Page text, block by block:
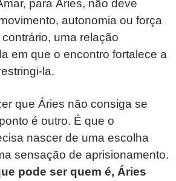
para Áries, não deve
autonomia ou força
uma relação
em que o encontro fortalece a
la.
que Áries não consiga se
é outro. É que o
nascer de uma escolha
sensação de aprisionamento.
pode ser quem é, Áries